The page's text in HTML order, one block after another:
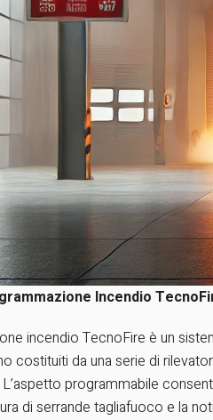
Incendio
incendio TecnoFire è un
costituiti da una serie di
programmabile
di serrande tagliafuoco e la